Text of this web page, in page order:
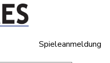
Spieleanmeldung